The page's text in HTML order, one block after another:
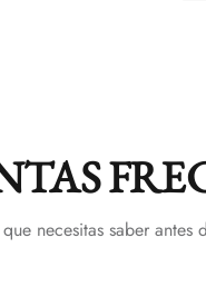
necesitas saber antes